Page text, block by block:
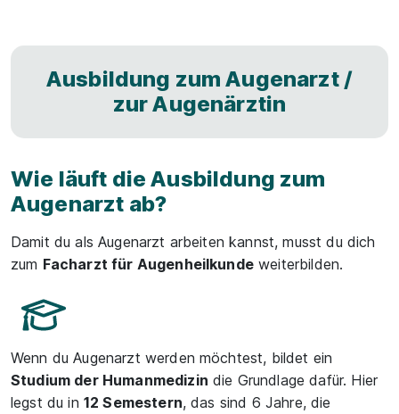
Ausbildung zum Augenarzt /
zur Augenärztin
Wie läuft die Ausbildung zum
Augenarzt ab?
Damit du als Augenarzt arbeiten kannst, musst du dich
zum Facharzt für Augenheilkundeweiterbilden.
Wenn du Augenarzt werden möchtest, bildet ein
Studium der Humanmedizin die Grundlage dafür. Hier
legst du in 12 Semestern, das sind 6 Jahre, die